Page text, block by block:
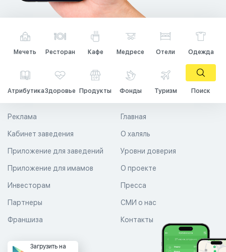
Мечеть Ресторан Кафе Медресе Отели Одежда
АтрибутикаЗдоровье Продукты Фонды Туризм Поиск
Главная
О халяль
Уровни доверия
Реклама
Кабинет заведения
Приложение для заведений
Приложение для имамов О проекте
Пресса
СМИ о нас
Контакты
Инвесторам
Партнеры
Франшиза
Загрузить на